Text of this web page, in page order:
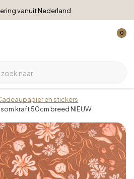
vanuit Nederland
0
en stickers
kraft 50cm breed NIEUW